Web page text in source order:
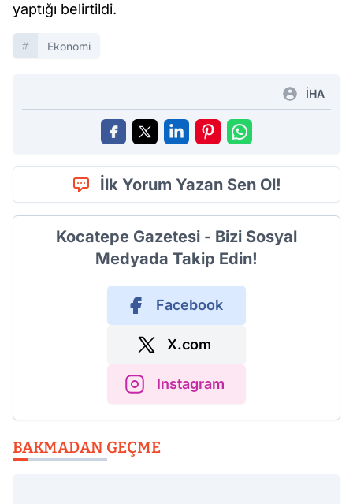
yaptığı belirtildi.
Ekonomi
İHA
İlk Yorum Yazan Sen Ol!
Kocatepe Gazetesi - Bizi Sosyal
Medyada Takip Edin!
Facebook
X.com
Instagram
BAKMADAN GEÇME